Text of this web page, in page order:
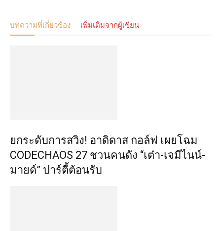
บทความที่เกี่ยวข้อง เพิ่มเติมจากผู้เขียน
​ยกระดับการสวิง! อาดิดาส กอล์ฟ เผยโฉม
CODECHAOS 27 ชวนคนดัง “เต๋า-เจมีไนน์-
มายด์” ปาร์ตี้ต้อนรับ